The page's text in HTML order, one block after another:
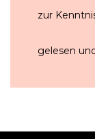
zur
gelesen